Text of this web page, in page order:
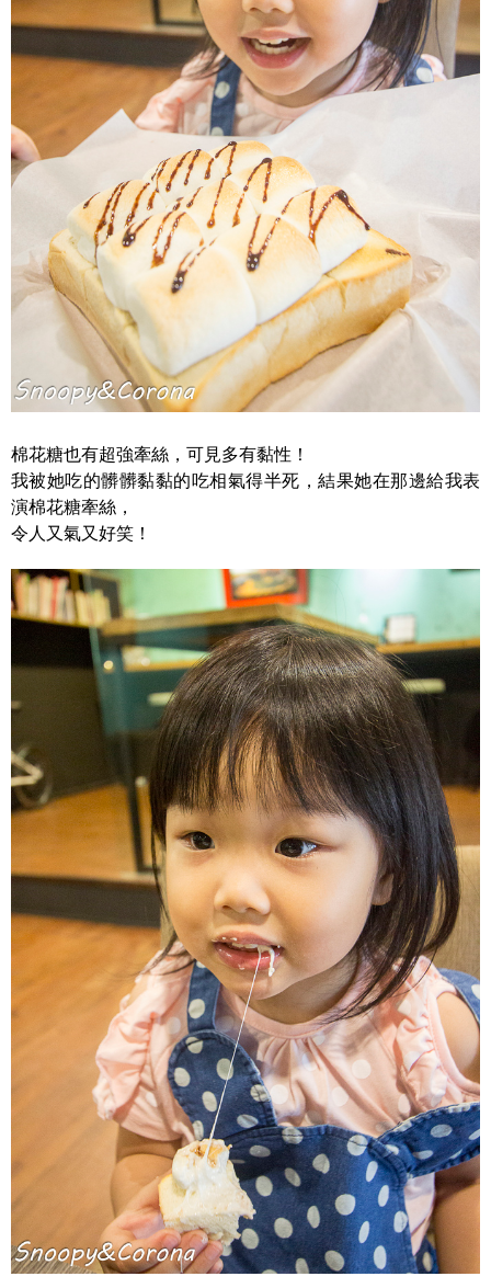
棉花糖也有超強牽絲，可見多有黏性！
我被她吃的髒髒黏黏的吃相氣得半死，結果她在那邊給我表
演棉花糖牽絲，
令人又氣又好笑！